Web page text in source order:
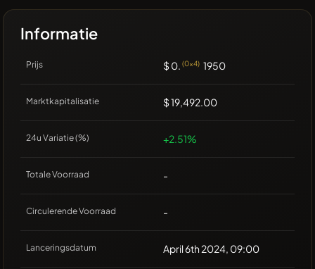
Informatie
Prijs $ 0. (0x4) 1950
Marktkapitalisatie $ 19,492.00
24u Variatie (%) +2.51%
Totale Voorraad -
Circulerende Voorraad -
Lanceringsdatum April 6th 2024, 09:00